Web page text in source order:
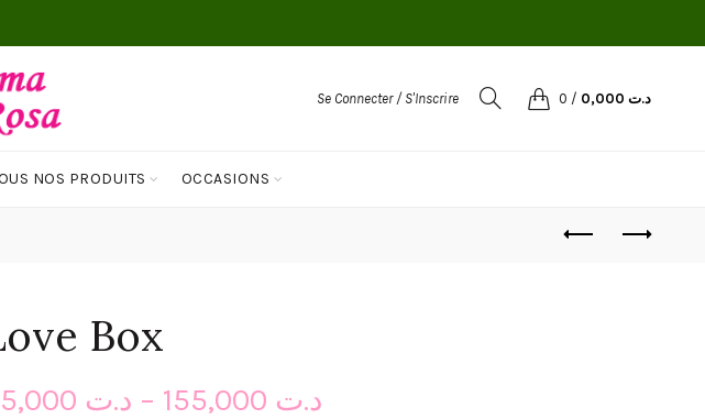
Se Connecter / S'Inscrire 0 / د.ت
NOS PRODUITS OCCASIONS
Box
د.ت – د.ت